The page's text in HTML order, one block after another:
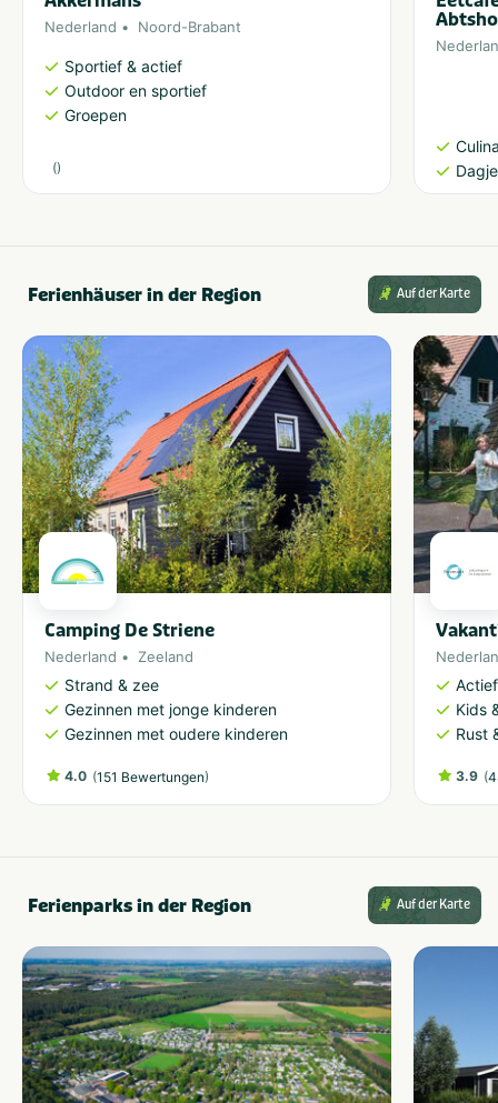
Nederland Noord-Brabant
Sportief & actief
Outdoor en sportief
Groepen
()
Ferienhäuser in der Region Auf der Karte
Camping De Striene
Nederland Zeeland
Strand & zee
Gezinnen met jonge kinderen
Gezinnen met oudere kinderen
4.0 (151 Bewertungen)
Kids
Rust
3.9 (
Ferienparks in der Region Auf der Karte